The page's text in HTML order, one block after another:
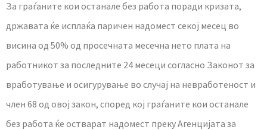
За граѓаните кои останале без работа поради кризата,
државата ќе исплаќа паричен надомест секој месец во
висина од 50% од просечната месечна нето плата на
работникот за последните 24 месеци согласно Законот за
вработување и осигурување во случај на невработеност и
член 68 од овој закон, според кој граѓаните кои останале
без работа ќе остварат надомест преку Агенцијата за